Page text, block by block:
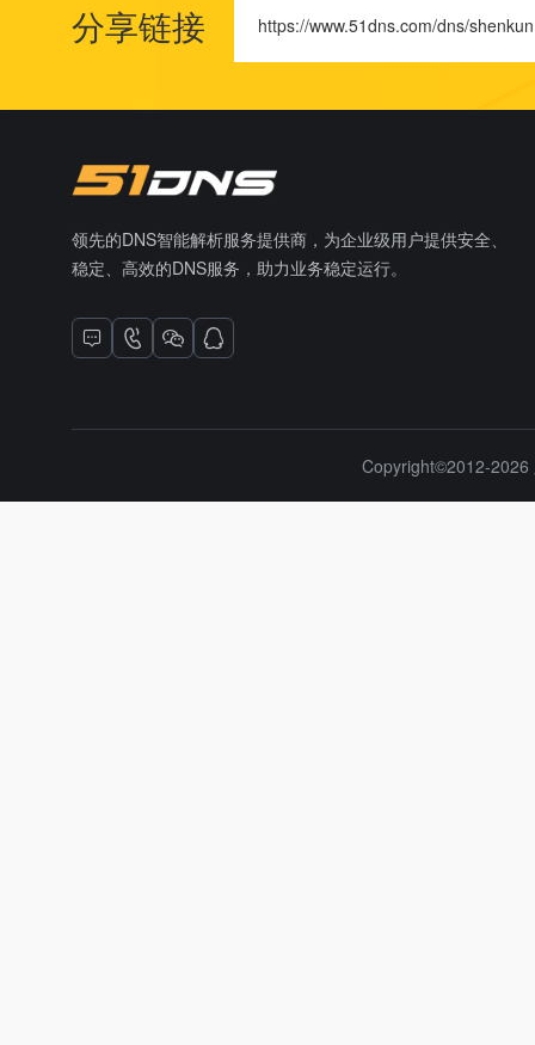
分享链接 https://www.51dns.com/dns/
领先的DNS智能解析服务提供商，为企业级用户提供安全、
稳定、高效的DNS服务，助力业务稳定运行。
Copyright©2012-2026